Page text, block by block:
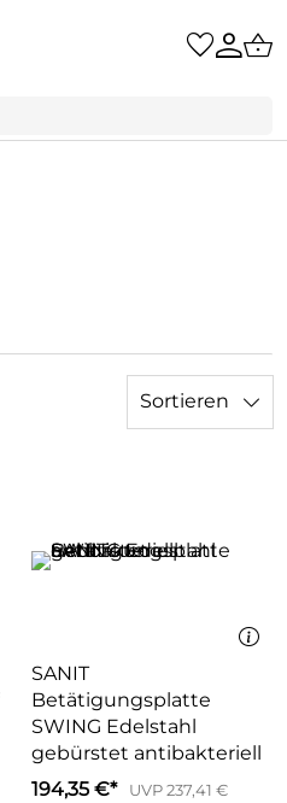
Sortieren
SANIT
Betätigungsplatte
SWING Edelstahl
gebürstet antibakteriell
194,35 €*
UVP 237,41 €